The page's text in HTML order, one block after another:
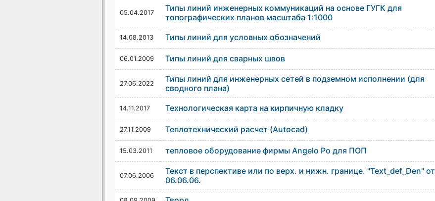
05.04.2017
Типы линий инженерных коммуникаций на основе ГУГК для
топографических планов масштаба 1:1000
14.08.2013 Типы линий для условных обозначений
06.01.2009 Типы линий для сварных швов
27.06.2022
Типы линий для инженерных сетей в подземном исполнении (для
сводного плана)
14.11.2017 Технологическая карта на кирпичную кладку
27.11.2009 Теплотехнический расчет (Autocad)
15.03.2011 тепловое оборудование фирмы Angelo Po для ПОП
07.06.2006
Текст в перспективе или по верх. и нижн. границе. "Text_def_Den" от
06.06.06.